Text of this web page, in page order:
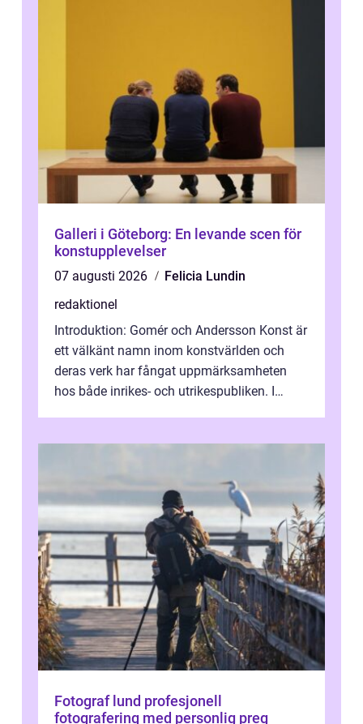
Galleri i Göteborg: En levande scen för
konstupplevelser
07 augusti 2026
Felicia Lundin
redaktionel
Introduktion: Gomér och Andersson Konst är
ett välkänt namn inom konstvärlden och
deras verk har fångat uppmärksamheten
hos både inrikes- och utrikespubliken. I
Fotograf lund profesjonell
fotografering med personlig preg